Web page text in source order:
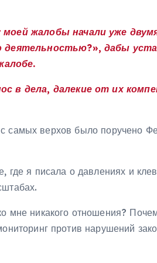
жалобы начали уже
деятельностью?», дабы
в дела, далекие от их
с самых верхов было поручено
я писала о давлениях и
никакого отношения?
против нарушений